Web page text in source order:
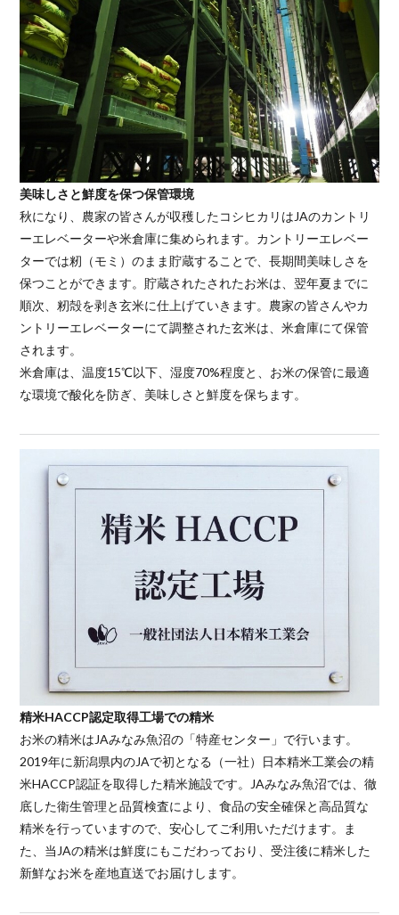
美味しさと鮮度を保つ保管環境
秋になり、農家の皆さんが収穫したコシヒカリはJAのカントリ
ーエレベーターや米倉庫に集められます。カントリーエレベー
ターでは籾（モミ）のまま貯蔵することで、長期間美味しさを
保つことができます。貯蔵されたされたお米は、翌年夏までに
順次、籾殻を剥き玄米に仕上げていきます。農家の皆さんやカ
ントリーエレベーターにて調整された玄米は、米倉庫にて保管
されます。
米倉庫は、温度15℃以下、湿度70%程度と、お米の保管に最適
な環境で酸化を防ぎ、美味しさと鮮度を保ちます。
精米HACCP認定取得工場での精米
お米の精米はJAみなみ魚沼の「特産センター」で行います。
2019年に新潟県内のJAで初となる（一社）日本精米工業会の精
米HACCP認証を取得した精米施設です。JAみなみ魚沼では、徹
底した衛生管理と品質検査により、食品の安全確保と高品質な
精米を行っていますので、安心してご利用いただけます。ま
た、当JAの精米は鮮度にもこだわっており、受注後に精米した
新鮮なお米を産地直送でお届けします。